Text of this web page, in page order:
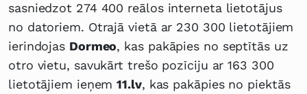
sasniedzot 274 400 reālos interneta lietotājus
no datoriem. Otrajā vietā ar 230 300 lietotājiem
ierindojas Dormeo, kas pakāpies no septītās uz
otro vietu, savukārt trešo pozīciju ar 163 300
lietotājiem ieņem11.lv, kas pakāpies no piektās